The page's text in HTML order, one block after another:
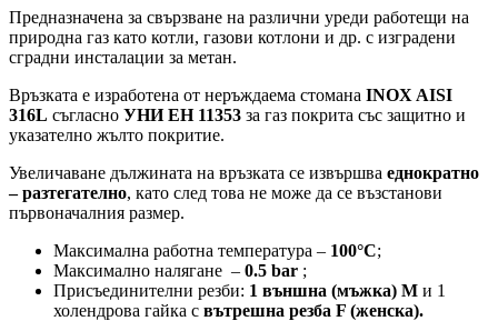
Предназначена за свързване на различни уреди работещи на
природна газ като котли, газови котлони и др. с изградени
сградни инсталации за метан.
Връзката е изработена от неръждаема стомана INOX AISI
316L съгласно УНИ ЕН 11353 за газ покрита със защитно и
указателно жълто покритие.
Увеличаване дължината на връзката се извършва еднократно
– разтегателно, като след това не може да се възстанови
първоначалния размер.
Максимална работна температура – 100°С;
Максимално налягане – 0.5 bar ;
Присъединителни резби: 1 външна (мъжка) М и 1
холендрова гайка с вътрешна резба F (женска).